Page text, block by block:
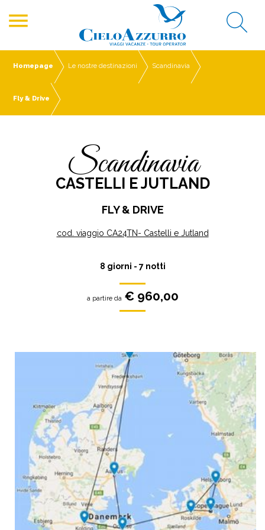
menu
Homepage Le nostre destinazioni Scandinavia
Fly & Drive
Scandinavia
CASTELLI E JUTLAND
FLY & DRIVE
cod. viaggio CA24TN- Castelli e Jutland
8 giorni - 7 notti
a partire da € 960,00